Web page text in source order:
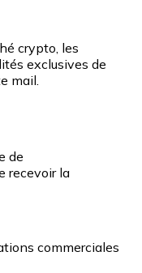
crypto, les
exclusives de
mail.
de
recevoir la
commerciales